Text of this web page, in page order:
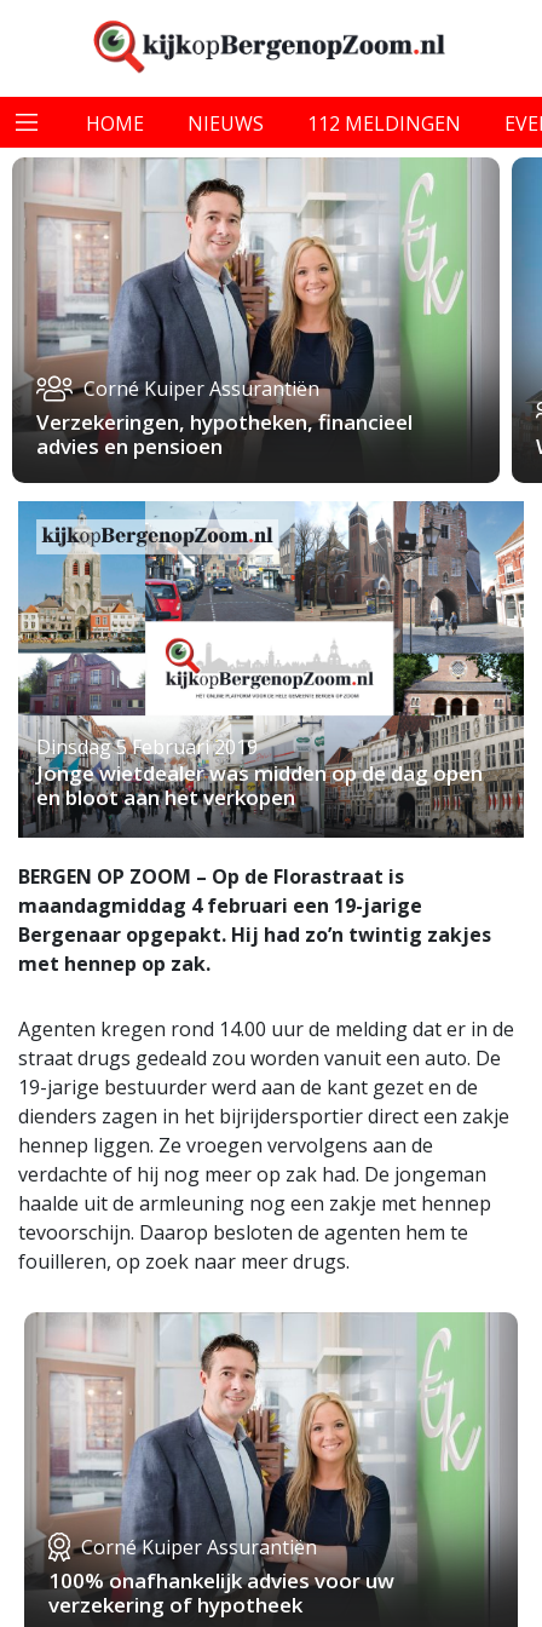
HOME NIEUWS 112 MELDINGEN
Corné Kuiper Assurantiën
Verzekeringen, hypotheken, financieel
advies en pensioen
Dinsdag 5 Februari 2019
Jonge wietdealer was midden op de dag open
en bloot aan het verkopen
BERGEN OP ZOOM – Op de Florastraat is
maandagmiddag 4 februari een 19-jarige
Bergenaar opgepakt. Hij had zo’n twintig zakjes
met hennep op zak.
Agenten kregen rond 14.00 uur de melding dat er in de
straat drugs gedeald zou worden vanuit een auto. De
19-jarige bestuurder werd aan de kant gezet en de
dienders zagen in het bijrijdersportier direct een zakje
hennep liggen. Ze vroegen vervolgens aan de
verdachte of hij nog meer op zak had. De jongeman
haalde uit de armleuning nog een zakje met hennep
tevoorschijn. Daarop besloten de agenten hem te
fouilleren, op zoek naar meer drugs.
Corné Kuiper Assurantiën
100% onafhankelijk advies voor uw
verzekering of hypotheek